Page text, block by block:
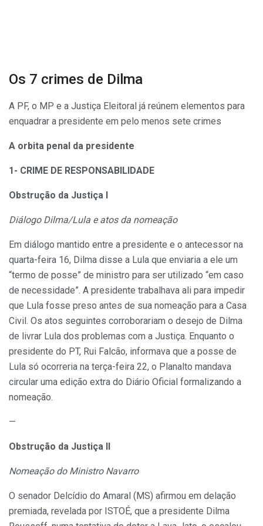
Os 7 crimes de Dilma
A PF, o MP e a Justiça Eleitoral já reúnem elementos para
enquadrar a presidente em pelo menos sete crimes
A orbita penal da presidente
1- CRIME DE RESPONSABILIDADE
Obstrução da Justiça I
Diálogo Dilma/Lula e atos da nomeação
Em diálogo mantido entre a presidente e o antecessor na
quarta-feira 16, Dilma disse a Lula que enviaria a ele um
“termo de posse” de ministro para ser utilizado “em caso
de necessidade”. A presidente trabalhava ali para impedir
que Lula fosse preso antes de sua nomeação para a Casa
Civil. Os atos seguintes corroborariam o desejo de Dilma
de livrar Lula dos problemas com a Justiça. Enquanto o
presidente do PT, Rui Falcão, informava que a posse de
Lula só ocorreria na terça-feira 22, o Planalto mandava
circular uma edição extra do Diário Oficial formalizando a
nomeação.
—
Obstrução da Justiça II
Nomeação do Ministro Navarro
O senador Delcídio do Amaral (MS) afirmou em delação
premiada, revelada por ISTOÉ, que a presidente Dilma